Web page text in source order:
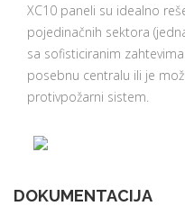
XC10 paneli su idealno
pojedinačnih sektora
sa sofisticiranim
posebnu centralu ili je
protivpožarni sistem.
DOKUMENTACIJA